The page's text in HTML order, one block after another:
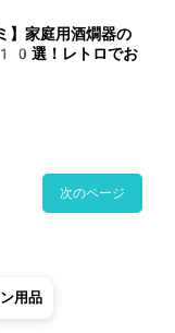
】家庭用酒燗器の
10選！レトロでお
次のページ
用品